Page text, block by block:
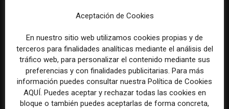
La Universidad CEU
un informe con pautas para
informar sobre el suicidio
Paul Krugman alerta del
multimillonarios sobre los
medios y las plataformas
Aceptación de Cookies
En nuestro sitio web utilizamos cookies propias y de
terceros para finalidades analíticas mediante el análisis del
tráfico web, para personalizar el contenido mediante sus
preferencias y con finalidades publicitarias. Para más
información puedes consultar nuestra Política de Cookies
AQUÍ. Puedes aceptar y rechazar todas las cookies en
bloque o también puedes aceptarlas de forma concreta,